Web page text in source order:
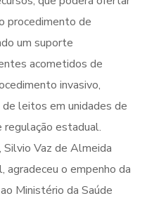
procedimento de
um suporte
acometidos de
invasivo,
leitos em unidades de
estadual.
Silvio Vaz de Almeida
o empenho da
Ministério da Saúde